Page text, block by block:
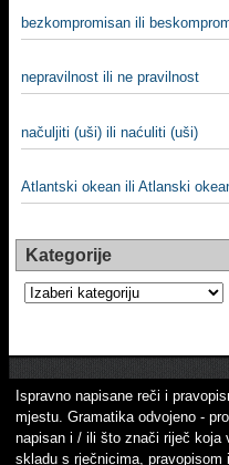
bezkompromisan ili
nepravilnost ili ne pravilnost
načuljiti (uši) ili naćuliti (uši)
Atlantski okean ili Atlanski
Kategorije
Kategorije
Ispravno napisane reči i
mjestu. Gramatika odvojeno -
napisan i / ili što znači riječ koja
skladu s rječnicima,